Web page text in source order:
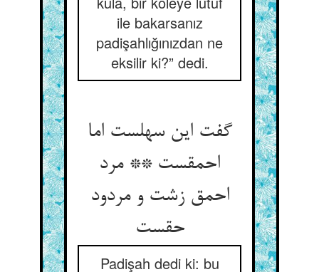
ile bakarsanız
padişahlığınızdan ne
eksilir ki?” dedi.
گفت این سهلست اما
احمقست ** مرد
احمق زشت و مردود
حقست
Padişah dedi ki: bu